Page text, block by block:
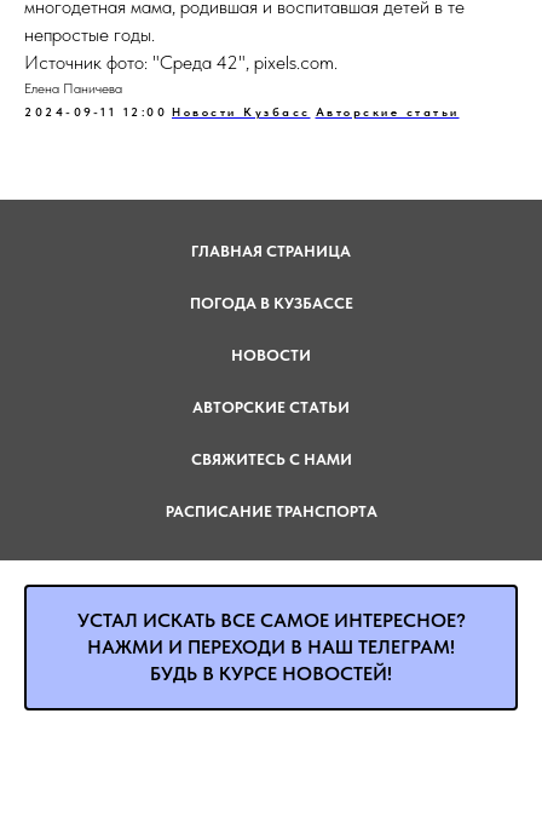
многодетная мама, родившая и воспитавшая детей в те
непростые годы.
Источник фото: "Среда 42", pixels.com.
Елена Паничева
2024-09-11 12:00 Новости Кузбасс Авторские статьи
ГЛАВНАЯ СТРАНИЦА
ПОГОДА В КУЗБАССЕ
НОВОСТИ
АВТОРСКИЕ СТАТЬИ
СВЯЖИТЕСЬ С НАМИ
РАСПИСАНИЕ ТРАНСПОРТА
УСТАЛ ИСКАТЬ ВСЕ САМОЕ ИНТЕРЕСНОЕ?
НАЖМИ И ПЕРЕХОДИ В НАШ ТЕЛЕГРАМ!
БУДЬ В КУРСЕ НОВОСТЕЙ!